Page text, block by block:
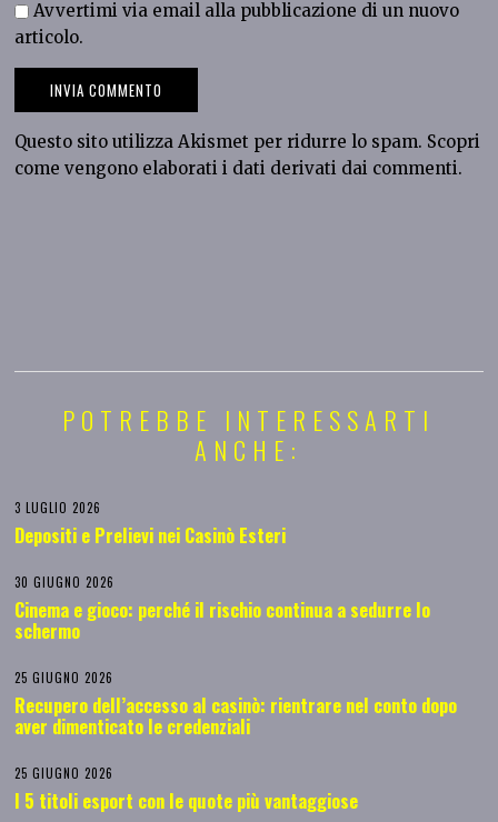
Avvertimi via email alla pubblicazione di un nuovo
articolo.
Questo sito utilizza Akismet per ridurre lo spam. Scopri
come vengono elaborati i dati derivati dai commenti.
POTREBBE INTERESSARTI
ANCHE:
3 LUGLIO 2026
Depositi e Prelievi nei Casinò Esteri
30 GIUGNO 2026
Cinema e gioco: perché il rischio continua a sedurre lo
schermo
25 GIUGNO 2026
Recupero dell’accesso al casinò: rientrare nel conto dopo
aver dimenticato le credenziali
25 GIUGNO 2026
I 5 titoli esport con le quote più vantaggiose